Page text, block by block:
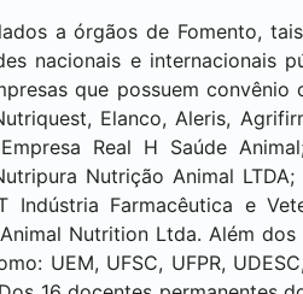
a órgãos de Fomento,
nacionais e internacionais
que possuem convênio
Elanco, Aleris,
Real H Saúde
Nutrição Animal LTDA;
Farmacêutica e
Nutrition Ltda. Além
UEM, UFSC, UFPR, UDESC,